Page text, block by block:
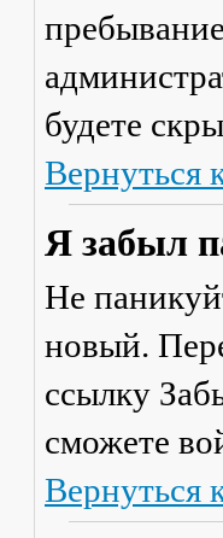
будете
Вернуться
Я забыл
Не
новый.
ссылку
сможете
Вернуться